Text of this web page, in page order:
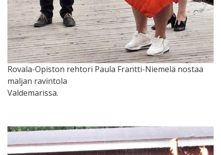
Rovala-Opiston rehtori Paula Frantti-Niemelä nostaa
maljan ravintola
Valdemarissa.